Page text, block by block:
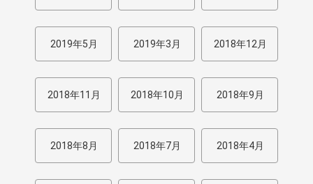
2019年5月 2019年3月 2018年12月
2018年11月 2018年10月 2018年9月
2018年8月 2018年7月 2018年4月